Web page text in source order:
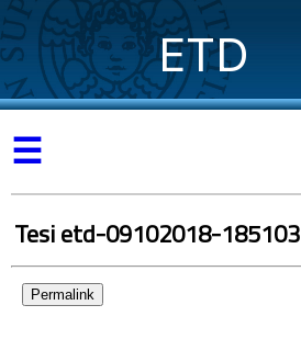
ETD
☰
Tesi etd-09102018-185103
Permalink